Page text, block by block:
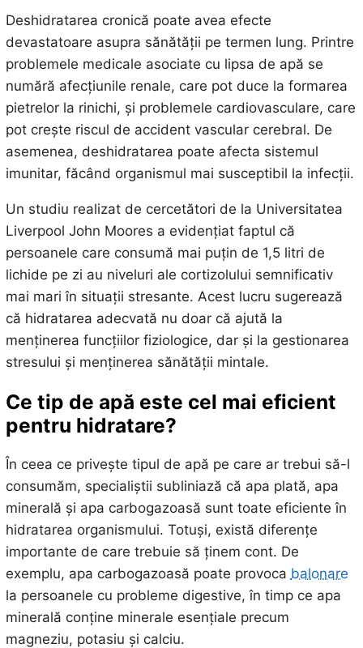
Deshidratarea cronică poate avea efecte
devastatoare asupra sănătății pe termen lung. Printre
problemele medicale asociate cu lipsa de apă se
numără afecțiunile renale, care pot duce la formarea
pietrelor la rinichi, și problemele cardiovasculare, care
pot crește riscul de accident vascular cerebral. De
asemenea, deshidratarea poate afecta sistemul
imunitar, făcând organismul mai susceptibil la infecții.
Un studiu realizat de cercetători de la Universitatea
Liverpool John Moores a evidențiat faptul că
persoanele care consumă mai puțin de 1,5 litri de
lichide pe zi au niveluri ale cortizolului semnificativ
mai mari în situații stresante. Acest lucru sugerează
că hidratarea adecvată nu doar că ajută la
menținerea funcțiilor fiziologice, dar și la gestionarea
stresului și menținerea sănătății mintale.
Ce tip de apă este cel mai eficient
pentru hidratare?
În ceea ce privește tipul de apă pe care ar trebui să-l
consumăm, specialiștii subliniază că apa plată, apa
minerală și apa carbogazoasă sunt toate eficiente în
hidratarea organismului. Totuși, există diferențe
importante de care trebuie să ținem cont. De
exemplu, apa carbogazoasă poate provoca balonare
la persoanele cu probleme digestive, în timp ce apa
minerală conține minerale esențiale precum
magneziu, potasiu și calciu.